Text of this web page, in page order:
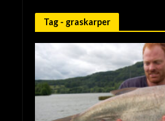
Tag - graskarper